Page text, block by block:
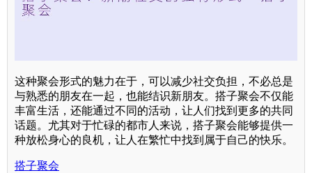
这种聚会形式的魅力在于，可以减少社交负担，不必总是
与熟悉的朋友在一起，也能结识新朋友。搭子聚会不仅能
丰富生活，还能通过不同的活动，让人们找到更多的共同
话题。尤其对于忙碌的都市人来说，搭子聚会能够提供一
种放松身心的良机，让人在繁忙中找到属于自己的快乐。
搭子聚会